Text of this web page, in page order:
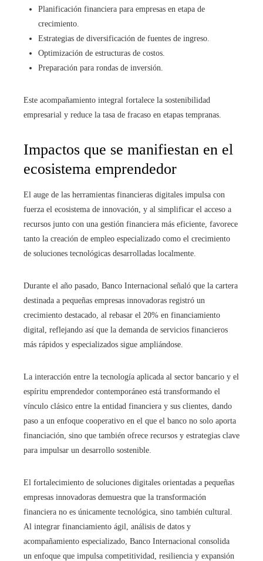
Planificación financiera para empresas en etapa de
crecimiento.
Estrategias de diversificación de fuentes de ingreso.
Optimización de estructuras de costos.
Preparación para rondas de inversión.
Este acompañamiento integral fortalece la sostenibilidad
empresarial y reduce la tasa de fracaso en etapas tempranas.
Impactos que se manifiestan en el
ecosistema emprendedor
El auge de las herramientas financieras digitales impulsa con
fuerza el ecosistema de innovación, y al simplificar el acceso a
recursos junto con una gestión financiera más eficiente, favorece
tanto la creación de empleo especializado como el crecimiento
de soluciones tecnológicas desarrolladas localmente.
Durante el año pasado, Banco Internacional señaló que la cartera
destinada a pequeñas empresas innovadoras registró un
crecimiento destacado, al rebasar el 20% en financiamiento
digital, reflejando así que la demanda de servicios financieros
más rápidos y especializados sigue ampliándose.
La interacción entre la tecnología aplicada al sector bancario y el
espíritu emprendedor contemporáneo está transformando el
vínculo clásico entre la entidad financiera y sus clientes, dando
paso a un enfoque cooperativo en el que el banco no solo aporta
financiación, sino que también ofrece recursos y estrategias clave
para impulsar un desarrollo sostenible.
El fortalecimiento de soluciones digitales orientadas a pequeñas
empresas innovadoras demuestra que la transformación
financiera no es únicamente tecnológica, sino también cultural.
Al integrar financiamiento ágil, análisis de datos y
acompañamiento especializado, Banco Internacional consolida
un enfoque que impulsa competitividad, resiliencia y expansión